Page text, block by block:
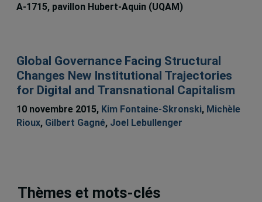
A-1715, pavillon Hubert-Aquin (UQAM)
Global Governance Facing Structural
Changes New Institutional Trajectories
for Digital and Transnational Capitalism
10 novembre 2015, Kim Fontaine-Skronski, Michèle
Rioux, Gilbert Gagné, Joel Lebullenger
Thèmes et mots-clés